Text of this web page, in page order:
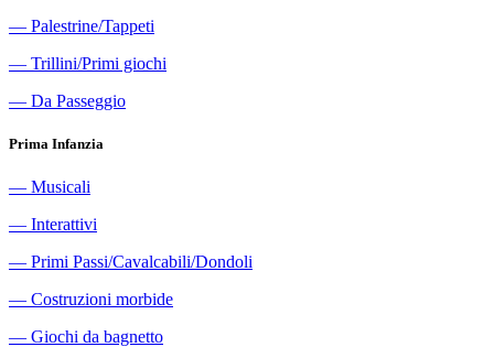
― Palestrine/Tappeti
― Trillini/Primi giochi
― Da Passeggio
Prima Infanzia
― Musicali
― Interattivi
― Primi Passi/Cavalcabili/Dondoli
― Costruzioni morbide
― Giochi da bagnetto